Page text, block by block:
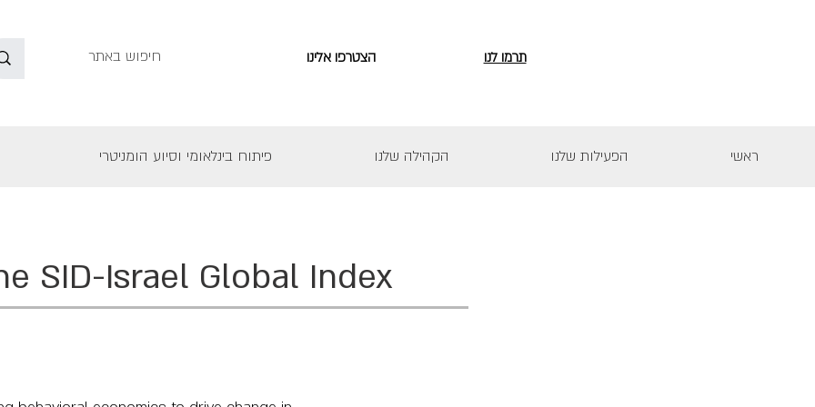
ראשי הפעילות שלנו הקהילה שלנו פיתוח בינלאומי וסיוע הומניטרי
הצטרפו אלינו תרמו לנו
SID-Israel Global Index